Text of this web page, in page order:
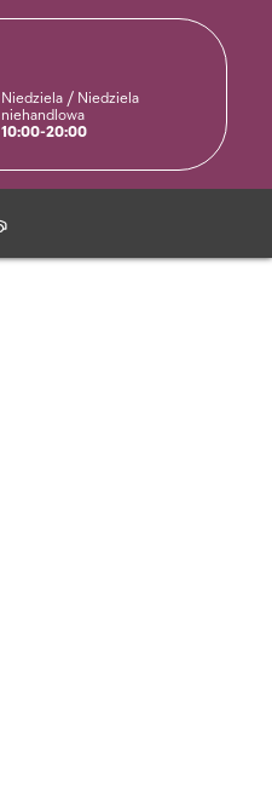
Niedziela / Niedziela
niehandlowa
10:00-20:00